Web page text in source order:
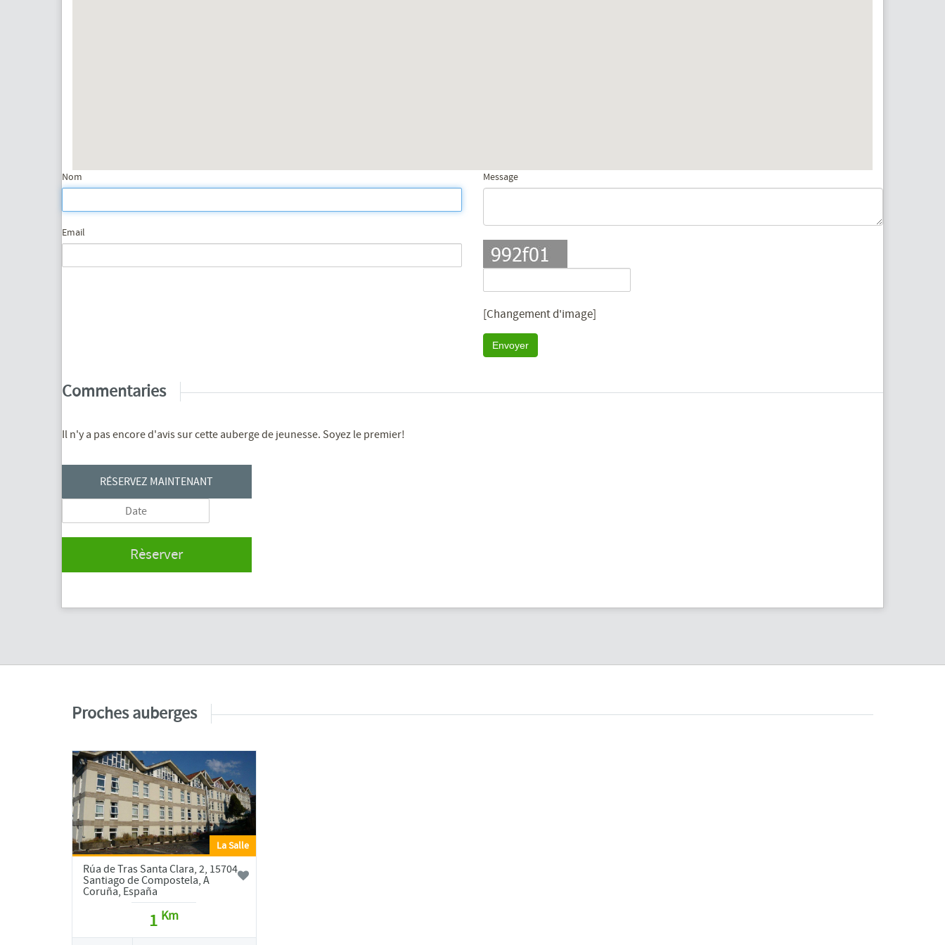
Nom
Email
Message
[Changement d'image]
Envoyer
Commentaries
Il n'y a pas encore d'avis sur cette auberge de jeunesse. Soyez le premier!
RÉSERVEZ MAINTENANT
Rèserver
Proches auberges
La Salle
Rúa de Tras Santa Clara, 2, 15704
Santiago de Compostela, A
Coruña, España
1 Km